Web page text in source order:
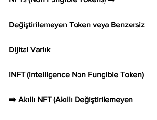
Değiştirilemeyen Token veya Benzersiz
Dijital Varlık
iNFT (intelligence Non Fungible Token)
➡️ Akıllı NFT (Akıllı Değiştirilemeyen